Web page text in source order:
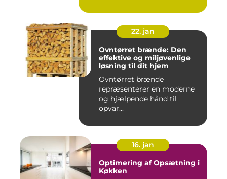
22. jan
Ovntørret brænde: Den
effektive og miljøvenlige
løsning til dit hjem
Ovntørret brænde
repræsenterer en moderne
og hjælpende hånd til
opvar...
16. jan
Optimering af Opsætning i
Køkken